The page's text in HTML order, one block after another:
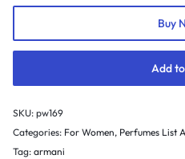
Intens
mini
för
kvinnor
-
inspirerad
Add
Buy
SKU: pw169
Categories: For Women, Perfumes List
Tag: armani